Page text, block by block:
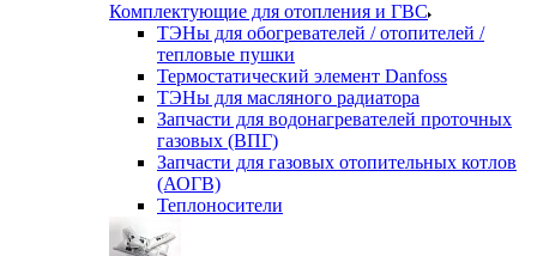
Комплектующие для отопления и ГВС
ТЭНы для обогревателей / отопителей /
тепловые пушки
Термостатический элемент Danfoss
ТЭНы для масляного радиатора
Запчасти для водонагревателей проточных
газовых (ВПГ)
Запчасти для газовых отопительных котлов
(АОГВ)
Теплоносители